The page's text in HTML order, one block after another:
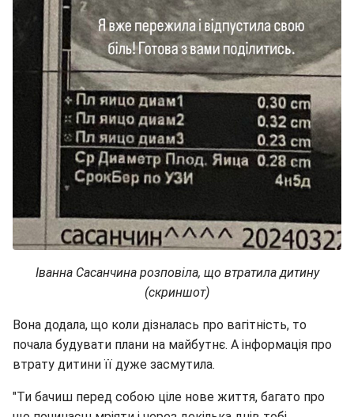
Іванна Сасанчина розповіла, що втратила дитину
(скриншот)
Вона додала, що коли дізналась про вагітність, то
почала будувати плани на майбутнє. А інформація про
втрату дитини її дуже засмутила.
"Ти бачиш перед собою ціле нове життя, багато про